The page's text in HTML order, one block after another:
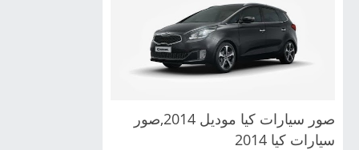
صور سيارات كيا موديل 2014,صور
سيارات كيا 2014